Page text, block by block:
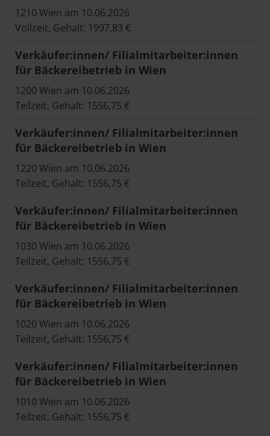
1210 Wien am 10.06.2026
Vollzeit, Gehalt: 1997,83 €
Verkäufer:innen/ Filialmitarbeiter:innen
für Bäckereibetrieb in Wien
1200 Wien am 10.06.2026
Teilzeit, Gehalt: 1556,75 €
Verkäufer:innen/ Filialmitarbeiter:innen
für Bäckereibetrieb in Wien
1220 Wien am 10.06.2026
Teilzeit, Gehalt: 1556,75 €
Verkäufer:innen/ Filialmitarbeiter:innen
für Bäckereibetrieb in Wien
1030 Wien am 10.06.2026
Teilzeit, Gehalt: 1556,75 €
Verkäufer:innen/ Filialmitarbeiter:innen
für Bäckereibetrieb in Wien
1020 Wien am 10.06.2026
Teilzeit, Gehalt: 1556,75 €
Verkäufer:innen/ Filialmitarbeiter:innen
für Bäckereibetrieb in Wien
1010 Wien am 10.06.2026
Teilzeit, Gehalt: 1556,75 €